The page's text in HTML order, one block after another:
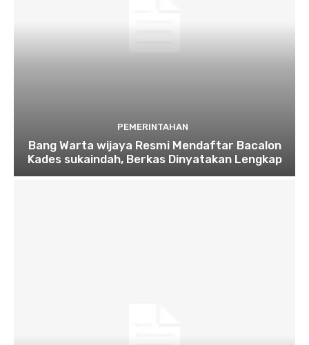
PEMERINTAHAN
Bang Warta wijaya Resmi Mendaftar Bacalon
Kades sukaindah, Berkas Dinyatakan Lengkap